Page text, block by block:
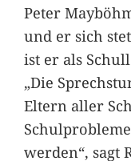
Peter
und er sich
ist er als
„Die
Eltern aller
werden“, sagt